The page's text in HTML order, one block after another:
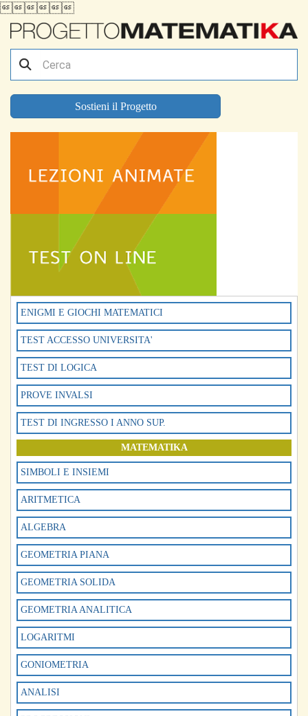
Sostieni il Progetto
ENIGMI E GIOCHI MATEMATICI
TEST ACCESSO UNIVERSITA'
TEST DI LOGICA
PROVE INVALSI
TEST DI INGRESSO I ANNO SUP.
MATEMATIKA
SIMBOLI E INSIEMI
ARITMETICA
ALGEBRA
GEOMETRIA PIANA
GEOMETRIA SOLIDA
GEOMETRIA ANALITICA
LOGARITMI
GONIOMETRIA
ANALISI